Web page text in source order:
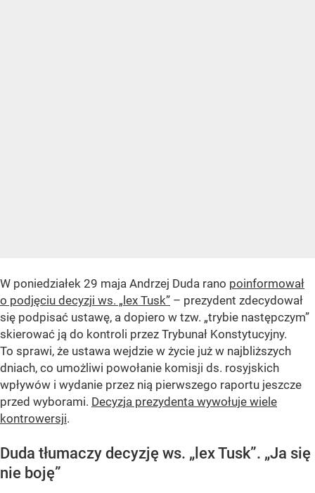
W poniedziałek 29 maja Andrzej Duda rano poinformował
o podjęciu decyzji ws. „lex Tusk” – prezydent zdecydował
się podpisać ustawę, a dopiero w tzw. „trybie następczym”
skierować ją do kontroli przez Trybunał Konstytucyjny.
To sprawi, że ustawa wejdzie w życie już w najbliższych
dniach, co umożliwi powołanie komisji ds. rosyjskich
wpływów i wydanie przez nią pierwszego raportu jeszcze
przed wyborami. Decyzja prezydenta wywołuje wiele
kontrowersji.
Duda tłumaczy decyzję ws. „lex Tusk”. „Ja się
nie boję”